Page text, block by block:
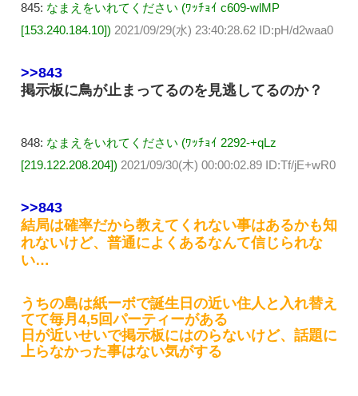
845: なまえをいれてください (ﾜｯﾁｮｲ c609-wlMP
[153.240.184.10]) 2021/09/29(水) 23:40:28.62 ID:pH/d2waa0
>>843
掲示板に鳥が止まってるのを見逃してるのか？
848: なまえをいれてください (ﾜｯﾁｮｲ 2292-+qLz
[219.122.208.204]) 2021/09/30(木) 00:00:02.89 ID:Tf/jE+wR0
>>843
結局は確率だから教えてくれない事はあるかも知
れないけど、普通によくあるなんて信じられな
い…
うちの島は紙ーボで誕生日の近い住人と入れ替え
てて毎月4,5回パーティーがある
日が近いせいで掲示板にはのらないけど、話題に
上らなかった事はない気がする